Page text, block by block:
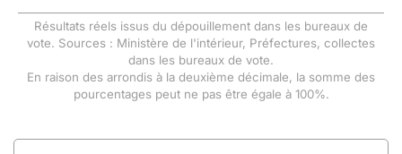
Résultats réels issus du dépouillement dans les bureaux de
vote. Sources : Ministère de l'intérieur, Préfectures, collectes
dans les bureaux de vote.
En raison des arrondis à la deuxième décimale, la somme des
pourcentages peut ne pas être égale à 100%.